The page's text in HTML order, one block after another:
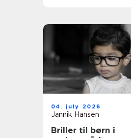
04. july 2026
Jannik Hansen
Briller til børn i